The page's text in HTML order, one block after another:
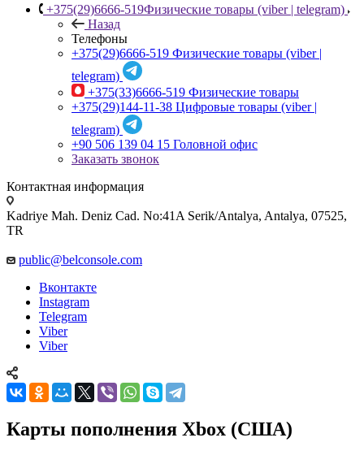
+375(29)6666-519Физические товары (viber | telegram)
Назад
Телефоны
+375(29)6666-519 Физические товары (viber |
telegram)
+375(33)6666-519 Физические товары
+375(29)144-11-38 Цифровые товары (viber |
telegram)
+90 506 139 04 15 Головной офис
Заказать звонок
Контактная информация
Kadriye Mah. Deniz Cad. No:41A Serik/Antalya, Antalya, 07525,
TR
public@belconsole.com
Вконтакте
Instagram
Telegram
Viber
Viber
Карты пополнения Xbox (США)